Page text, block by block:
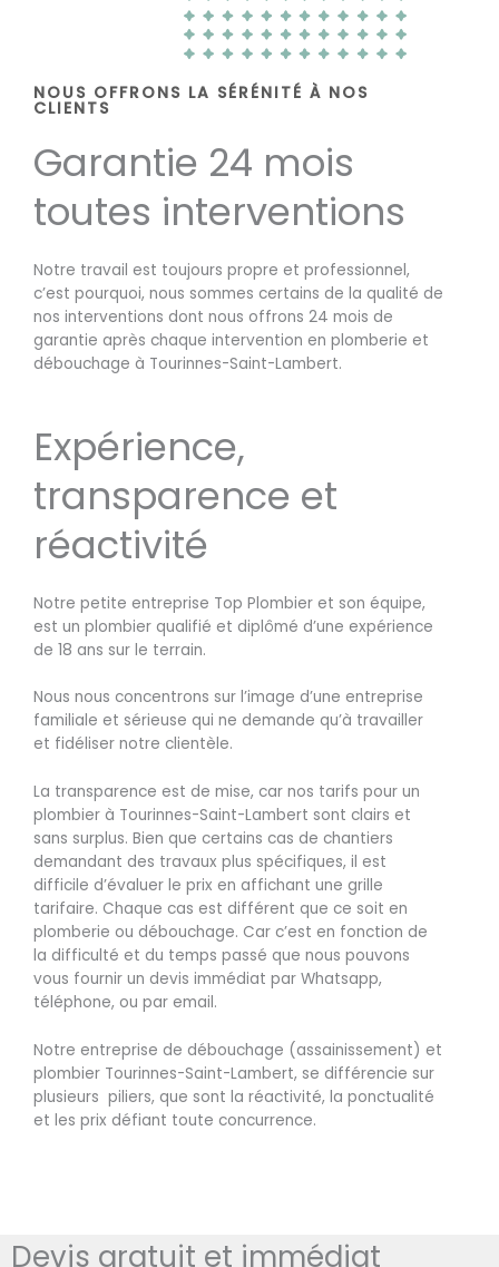
NOUS OFFRONS LA SÉRÉNITÉ À NOS
CLIENTS
Garantie 24 mois
toutes interventions
Notre travail est toujours propre et professionnel,
c’est pourquoi, nous sommes certains de la qualité de
nos interventions dont nous offrons 24 mois de
garantie après chaque intervention en plomberie et
débouchage à Tourinnes-Saint-Lambert.
Expérience,
transparence et
réactivité
Notre petite entreprise Top Plombier et son équipe,
est un plombier qualifié et diplômé d’une expérience
de 18 ans sur le terrain.
Nous nous concentrons sur l’image d’une entreprise
familiale et sérieuse qui ne demande qu’à travailler
et fidéliser notre clientèle.
La transparence est de mise, car nos tarifs pour un
plombier à Tourinnes-Saint-Lambert sont clairs et
sans surplus. Bien que certains cas de chantiers
demandant des travaux plus spécifiques, il est
difficile d’évaluer le prix en affichant une grille
tarifaire. Chaque cas est différent que ce soit en
plomberie ou débouchage. Car c’est en fonction de
la difficulté et du temps passé que nous pouvons
vous fournir un devis immédiat par Whatsapp,
téléphone, ou par email.
Notre entreprise de débouchage (assainissement) et
plombier Tourinnes-Saint-Lambert, se différencie sur
plusieurs piliers, que sont la réactivité, la ponctualité
et les prix défiant toute concurrence.
Devis gratuit et immédiat